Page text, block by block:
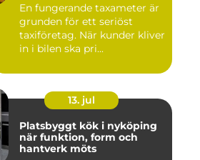
En fungerande taxameter är
grunden för ett seriöst
taxiföretag. När kunder kliver
in i bilen ska pri...
13. jul
Platsbyggt kök i nyköping
när funktion, form och
hantverk möts